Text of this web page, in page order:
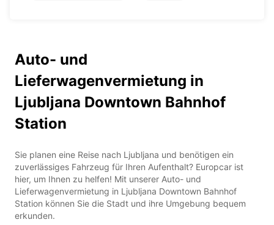
Auto- und
Lieferwagenvermietung in
Ljubljana Downtown Bahnhof
Station
Sie planen eine Reise nach Ljubljana und benötigen ein
zuverlässiges Fahrzeug für Ihren Aufenthalt? Europcar ist
hier, um Ihnen zu helfen! Mit unserer Auto- und
Lieferwagenvermietung in Ljubljana Downtown Bahnhof
Station können Sie die Stadt und ihre Umgebung bequem
erkunden.